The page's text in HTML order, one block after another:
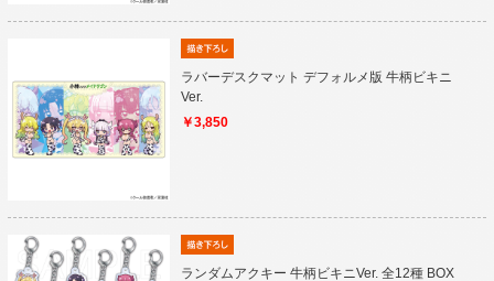
ラバーデスクマット デフォルメ版 牛柄ビキニ
Ver.
￥3,850
ランダムアクキー 牛柄ビキニVer. 全12種 BOX